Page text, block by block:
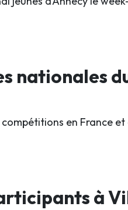
nationales
en France et
à